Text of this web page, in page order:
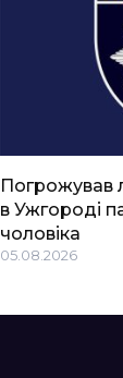
Погрожував
в Ужгороді
чоловіка
05.08.2026